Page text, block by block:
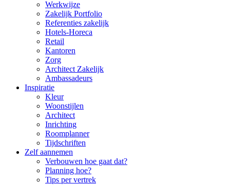
Werkwijze
Zakelijk Portfolio
Referenties zakelijk
Hotels-Horeca
Retail
Kantoren
Zorg
Architect Zakelijk
Ambassadeurs
Inspiratie
Kleur
Woonstijlen
Architect
Inrichting
Roomplanner
Tijdschriften
Zelf aannemen
Verbouwen hoe gaat dat?
Planning hoe?
Tips per vertrek